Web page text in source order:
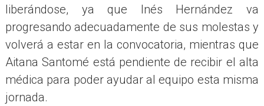
liberándose, ya que Inés Hernández va
progresando adecuadamente de sus molestas y
volverá a estar en la convocatoria, mientras que
Aitana Santomé está pendiente de recibir el alta
médica para poder ayudar al equipo esta misma
jornada.